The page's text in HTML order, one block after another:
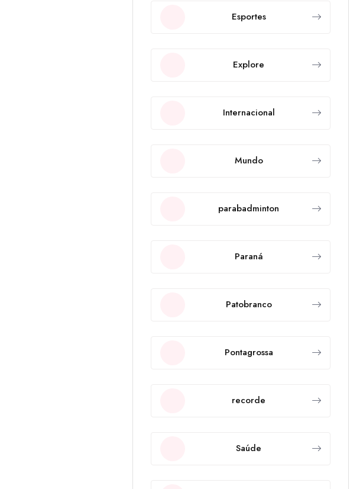
Esportes
Explore
Internacional
Mundo
parabadminton
Paraná
Patobranco
Pontagrossa
recorde
Saúde